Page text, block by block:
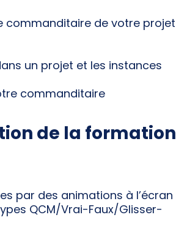
commanditaire de votre projet
un projet et les instances
commanditaire
de la formation
par des animations à l’écran
QCM/Vrai-Faux/Glisser-